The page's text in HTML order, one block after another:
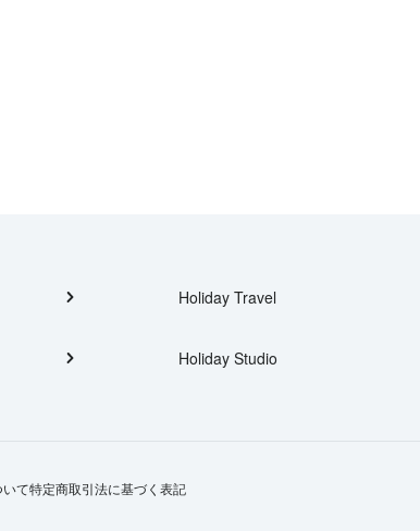
Holiday Travel
Holiday Studio
て特定商取引法に基づく表記